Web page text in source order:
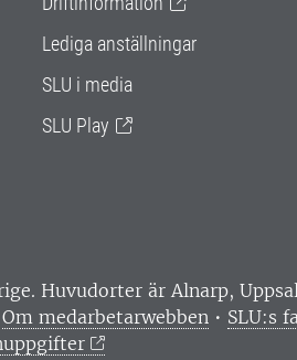
Lediga anställningar
SLU i media
SLU Play
Huvudorter är Alnarp,
Om medarbetarwebben • SLU:s